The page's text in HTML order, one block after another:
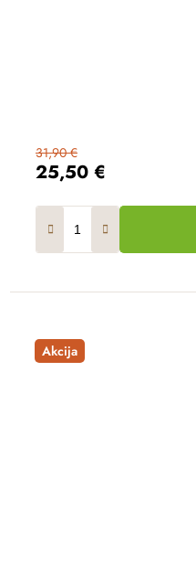
25,50 €
31,90 €
Akcija